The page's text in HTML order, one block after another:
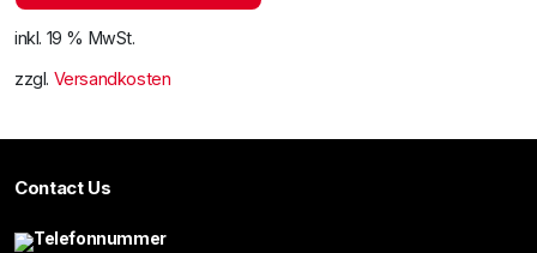
inkl. 19 % MwSt.
zzgl. Versandkosten
Contact Us
Telefonnummer